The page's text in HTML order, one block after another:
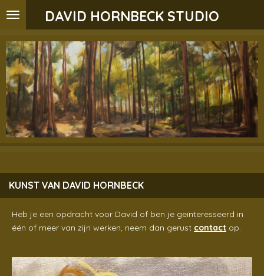
Ga
de
hoofdinhoud
DAVID HORNBECK STUDIO
KUNST VAN DAVID HORNBECK
Heb je een opdracht voor David of ben je geïnteresseerd in
één of meer van zijn werken, neem dan gerust contact op.